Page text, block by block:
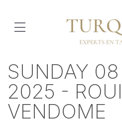
SUNDAY
2025 -
VENDOME